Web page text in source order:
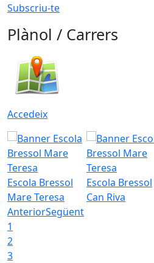
Subscriu-te
Plànol / Carrers
Accedeix
Escola Bressol
Mare Teresa
Escola Bressol
Can Riva
AnteriorSegüent
1
2
3